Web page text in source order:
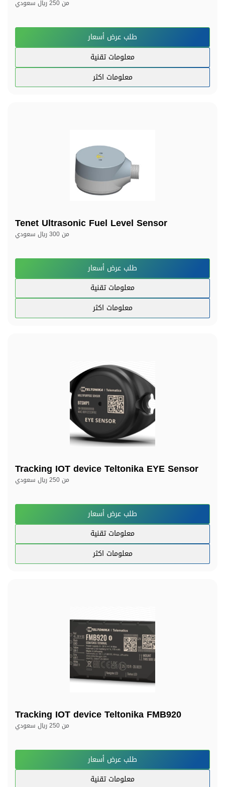
من250 ريال سعودي
طلب عرض أسعار
معلومات تقنية
معلومات اكثر
Tenet Ultrasonic Fuel Level Sensor
من300 ريال سعودي
طلب عرض أسعار
معلومات تقنية
معلومات اكثر
Tracking IOT device Teltonika EYE Sensor
من250 ريال سعودي
طلب عرض أسعار
معلومات تقنية
معلومات اكثر
Tracking IOT device Teltonika FMB920
من250 ريال سعودي
طلب عرض أسعار
معلومات تقنية